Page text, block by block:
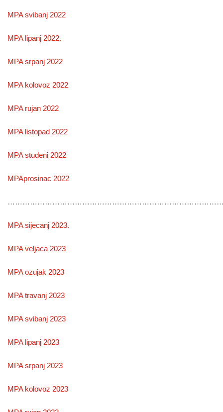
MPA svibanj 2022
MPA lipanj 2022.
MPA srpanj 2022
MPA kolovoz 2022
MPA rujan 2022
MPA listopad 2022
MPA studeni 2022
MPAprosinac 2022
MPA sijecanj 2023.
MPA veljaca 2023
MPA ozujak 2023
MPA travanj 2023
MPA svibanj 2023
MPA lipanj 2023
MPA srpanj 2023
MPA kolovoz 2023